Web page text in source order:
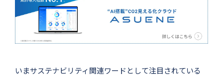
いまサステナビリティ関連ワードとして注目されている